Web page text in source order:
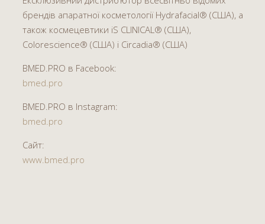
брендів апаратної косметології Hydrafacial® (США), а
також космецевтики iS CLINICAL® (США),
Colorescience® (США) і Circadia® (США)
BMED.PRO в Facebook:
bmed.pro
BMED.PRO в Instagram:
bmed.pro
Сайт:
www.bmed.pro